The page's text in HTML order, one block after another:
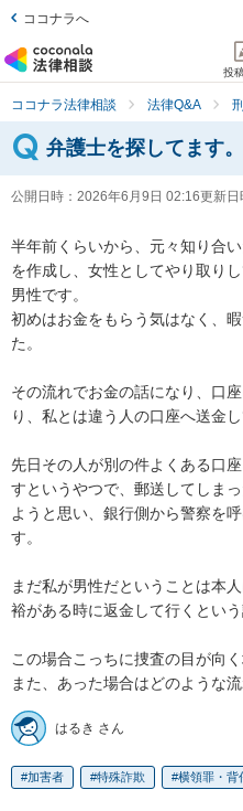
ココナラへ
投
ココナラ法律相談 法律Q&A
弁護士を探してます。
公開日時： 2026年6月9日 02:16更新日
半年前くらいから、元々知り合
を作成し、女性としてやり取り
男性です。
初めはお金をもらう気はなく、
た。
その流れでお金の話になり、口
り、私とは違う人の口座へ送金
先日その人が別の件よくある口
すというやつで、郵送してしま
ようと思い、銀行側から警察を
す。
まだ私が男性だということは本
裕がある時に返金して行くとい
この場合こっちに捜査の目が向
また、あった場合はどのような
はるき さん
加害者 特殊詐欺 横領罪・背